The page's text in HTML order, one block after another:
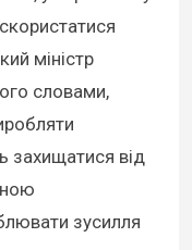
міністр
словами,
захищатися від
зусилля